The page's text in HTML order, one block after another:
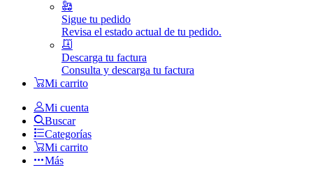
Sigue tu pedido
Revisa el estado actual de tu pedido.
Descarga tu factura
Consulta y descarga tu factura
Mi carrito
Mi cuenta
Buscar
Categorías
Mi carrito
Más